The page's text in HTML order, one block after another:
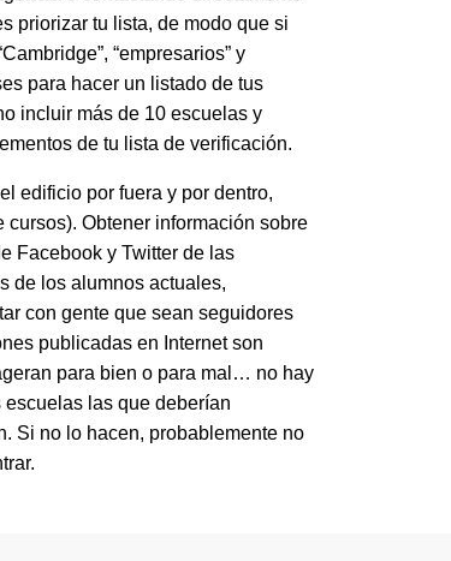
priorizar tu lista, de modo que si
“empresarios” y
para hacer un listado de tus
incluir más de 10 escuelas y
de tu lista de verificación.
edificio por fuera y por dentro,
Obtener información sobre
Facebook y Twitter de las
de los alumnos actuales,
con gente que sean seguidores
publicadas en Internet son
para bien o para mal… no hay
las que deberían
Si no lo hacen, probablemente no